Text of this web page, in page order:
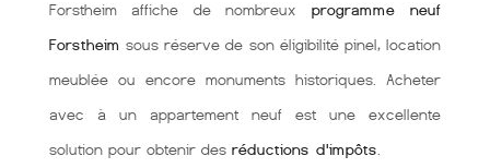
Forstheim affiche de nombreux programme neuf
Forstheim sous réserve de son éligibilité pinel, location
meublée ou encore monuments historiques. Acheter
avec à un appartement neuf est une excellente
solution pour obtenir des réductions d'impôts